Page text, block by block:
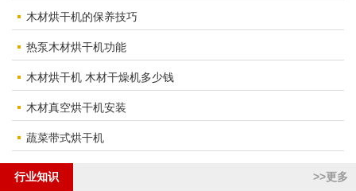
木材烘干机的保养技巧
热泵木材烘干机功能
木材烘干机 木材干燥机多少钱
木材真空烘干机安装
蔬菜带式烘干机
行业知识 >>更多